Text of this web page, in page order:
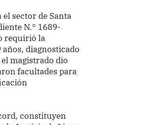
sector de Santa
N.° 1689-
requirió la
diagnosticado
magistrado dio
facultades para
constituyen